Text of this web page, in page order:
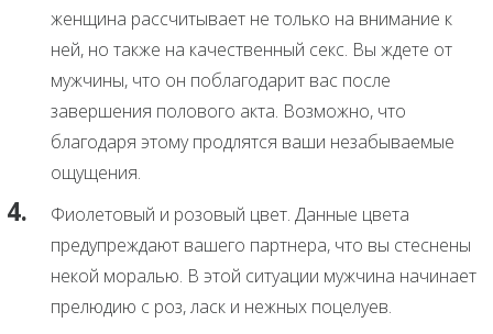
женщина рассчитывает не только на внимание к
ней, но также на качественный секс. Вы ждете от
мужчины, что он поблагодарит вас после
завершения полового акта. Возможно, что
благодаря этому продлятся ваши незабываемые
ощущения.
Фиолетовый и розовый цвет. Данные цвета
предупреждают вашего партнера, что вы стеснены
некой моралью. В этой ситуации мужчина начинает
прелюдию с роз, ласк и нежных поцелуев.